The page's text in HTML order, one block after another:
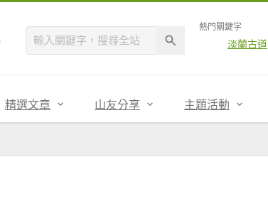
熱門關鍵字
淡蘭古道
精選文章 山友分享 主題活動